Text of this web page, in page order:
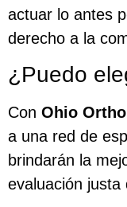
actuar lo antes
derecho a la
¿Puedo
Con Ohio
a una red de
brindarán la
evaluación justa